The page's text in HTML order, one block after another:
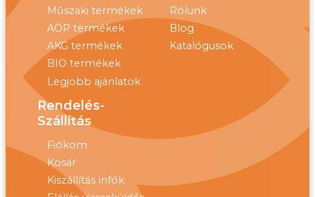
Műszaki termékek
AÖP termékek
AKG termékek
BIO termékek
Legjobb ajánlatok
Rólunk
Blog
Katalógusok
Rendelés-
Szállítás
Fiókom
Kosár
Kiszállítás infók